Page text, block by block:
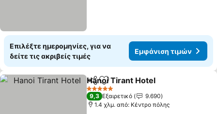
Επιλέξτε ημερομηνίες, για να
δείτε τις ακριβείς τιμές
Εμφάνιση τιμών
Κοινοποίηση
Προσθήκη στα αγαπημένα
Hanoi Tirant Hotel
5 Αστέρια
9,3 Εξαιρετικό
9.690
1.4 χλμ. από: Κέντρο πόλης